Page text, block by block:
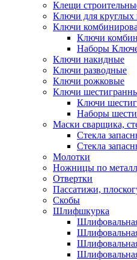
Клещи
Ключи для круглых
Ключи
Ключи
Наборы
Ключи накидные
Ключи разводные
Ключи рожковые
Ключи
Ключи
Наборы
Маски сварщика,
Стекла
Стекла
Молотки
Ножницы по
Отвертки
Пассатижи,
Скобы
Шлифшкурка